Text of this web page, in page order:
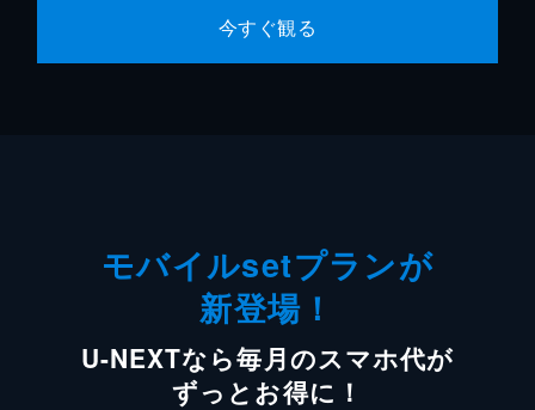
今すぐ観る
モバイルsetプランが
新登場！
U-NEXTなら毎月のスマホ代が
ずっとお得に！